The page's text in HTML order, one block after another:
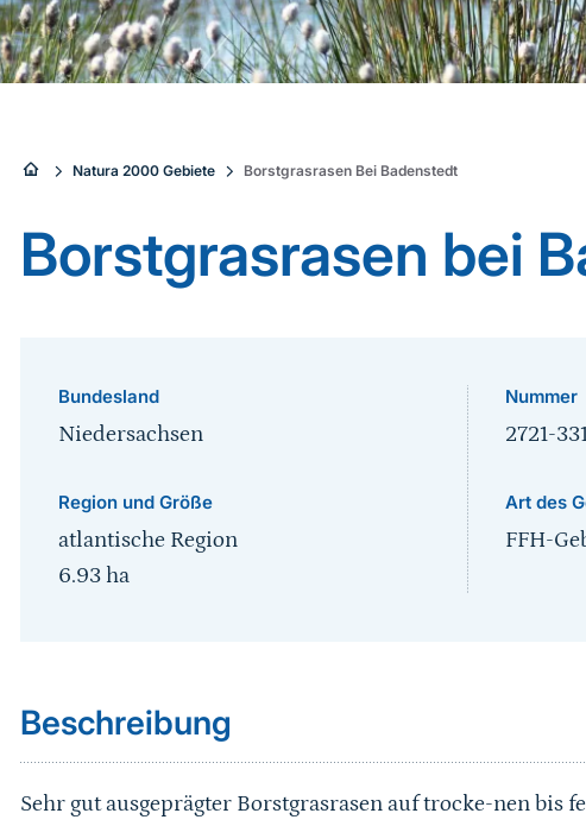
Sie
sind
hier:
Natura 2000 Gebiete Borstgrasrasen Bei Badenstedt
Borstgrasrasen bei
Bundesland
Niedersachsen
Region und Größe
atlantische Region
6.93ha
Nummer
2721-
Art des
FFH-
Beschreibung
Sehr gut ausgeprägter Borstgrasrasen auf trocke-nen bis